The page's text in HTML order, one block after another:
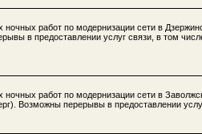
работ по модернизации сети в
в предоставлении услуг связи, в том
работ по модернизации сети в
Возможны перерывы в предоставлении